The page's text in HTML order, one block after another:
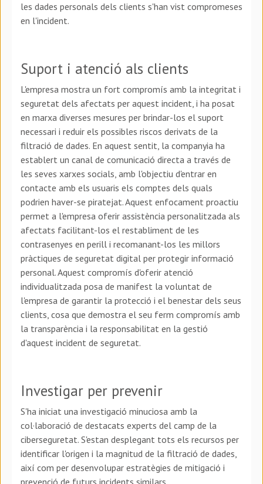
les dades personals dels clients s'han vist compromeses
en l'incident.
Suport i atenció als clients
L'empresa mostra un fort compromís amb la integritat i
seguretat dels afectats per aquest incident, i ha posat
en marxa diverses mesures per brindar-los el suport
necessari i reduir els possibles riscos derivats de la
filtració de dades. En aquest sentit, la companyia ha
establert un canal de comunicació directa a través de
les seves xarxes socials, amb l'objectiu d'entrar en
contacte amb els usuaris els comptes dels quals
podrien haver-se piratejat. Aquest enfocament proactiu
permet a l'empresa oferir assistència personalitzada als
afectats facilitant-los el restabliment de les
contrasenyes en perill i recomanant-los les millors
pràctiques de seguretat digital per protegir informació
personal. Aquest compromís d'oferir atenció
individualitzada posa de manifest la voluntat de
l'empresa de garantir la protecció i el benestar dels seus
clients, cosa que demostra el seu ferm compromís amb
la transparència i la responsabilitat en la gestió
d'aquest incident de seguretat.
Investigar per prevenir
S'ha iniciat una investigació minuciosa amb la
col·laboració de destacats experts del camp de la
ciberseguretat. S'estan desplegant tots els recursos per
identificar l'origen i la magnitud de la filtració de dades,
així com per desenvolupar estratègies de mitigació i